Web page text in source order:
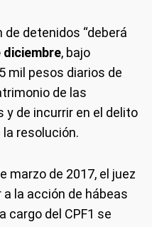
detenidos “deberá
diciembre, bajo
mil pesos diarios de
de las
y de incurrir en el delito
la resolución.
marzo de 2017, el juez
la acción de hábeas
cargo del CPF1 se